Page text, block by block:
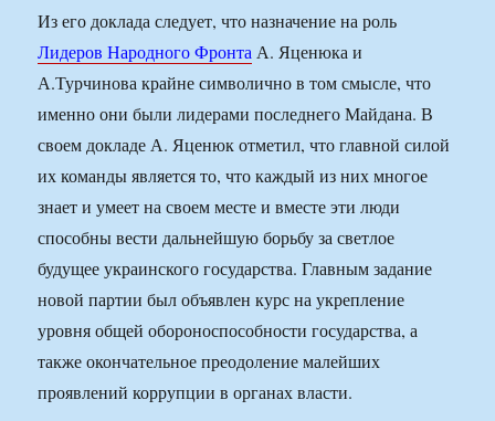
Из его доклада следует, что назначение на роль
Лидеров Народного ФронтаА. Яценюка и
А.Турчинова крайне символично в том смысле, что
именно они были лидерами последнего Майдана. В
своем докладе А. Яценюк отметил, что главной силой
их команды является то, что каждый из них многое
знает и умеет на своем месте и вместе эти люди
способны вести дальнейшую борьбу за светлое
будущее украинского государства. Главным задание
новой партии был объявлен курс на укрепление
уровня общей обороноспособности государства, а
также окончательное преодоление малейших
проявлений коррупции в органах власти.